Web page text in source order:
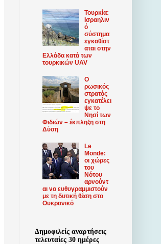
Τουρκία:
Ισραηλιν
ό
σύστημα
εγκαθίστ
αται στην
Ελλάδα κατά των
τουρκικών UAV
Ο
ρωσικός
στρατός
εγκατέλει
ψε το
Νησί των
Φιδιών – έκπληξη στη
Δύση
Le
Monde:
οι χώρες
του
Νότου
αρνούντ
αι να ευθυγραμμιστούν
με τη δυτική θέση στο
Ουκρανικό
Δημοφιλείς αναρτήσεις
τελευταίες 30 ημέρες